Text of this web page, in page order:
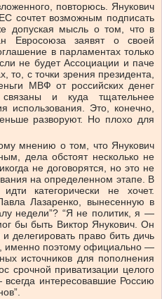
повторюсь. Янукович
сочтет возможным подписать
допуская мысль о том, что в
Евросоюза заявят о своей
в парламентах только
не будет Ассоциации и паче
то, с точки зрения президента,
МВФ от российских денег
и куда тщательнее
использования. Это, конечно,
разворуют. Но плохо для
мнению о том, что Янукович
дела обстоят несколько не
не договорятся, но это не
на определенном этапе. В
категорически не хочет.
Лазаренко, вынесенную в
недели”? “Я не политик, я —
бы быть Виктор Янукович. Он
делегировать право бить дичь
именно поэтому официально —
источников для пополнения
срочной приватизации целого
интересовавшие Россию